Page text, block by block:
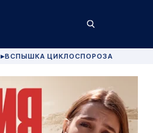
▶ВСПЫШКА ЦИКЛОСПОРОЗА